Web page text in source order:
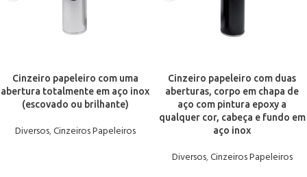
Cinzeiro papeleiro com uma
abertura totalmente em aço inox
(escovado ou brilhante)
Diversos,Cinzeiros Papeleiros
Cinzeiro papeleiro com duas
aberturas, corpo em chapa de
aço com pintura epoxy a
qualquer cor, cabeça e fundo em
aço inox
Diversos,Cinzeiros Papeleiros